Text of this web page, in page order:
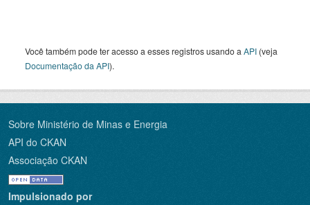
Você também pode ter acesso a esses registros usando a API (veja
Documentação da API).
Sobre Ministério de Minas e Energia
API do CKAN
Associação CKAN
Impulsionado por